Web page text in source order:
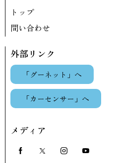
トップ
問い合わせ
外部リンク
「グーネット」へ
「カーセンサー」へ
メディア